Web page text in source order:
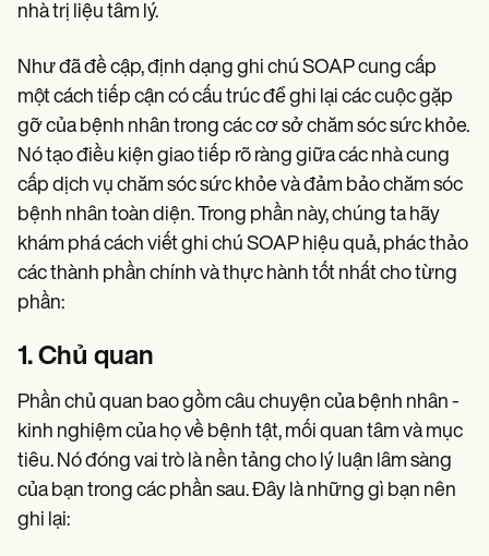
nhà trị liệu tâm lý.
Như đã đề cập, định dạng ghi chú SOAP cung cấp
một cách tiếp cận có cấu trúc để ghi lại các cuộc gặp
gỡ của bệnh nhân trong các cơ sở chăm sóc sức khỏe.
Nó tạo điều kiện giao tiếp rõ ràng giữa các nhà cung
cấp dịch vụ chăm sóc sức khỏe và đảm bảo chăm sóc
bệnh nhân toàn diện. Trong phần này, chúng ta hãy
khám phá cách viết ghi chú SOAP hiệu quả, phác thảo
các thành phần chính và thực hành tốt nhất cho từng
phần:
1. Chủ quan
Phần chủ quan bao gồm câu chuyện của bệnh nhân -
kinh nghiệm của họ về bệnh tật, mối quan tâm và mục
tiêu. Nó đóng vai trò là nền tảng cho lý luận lâm sàng
của bạn trong các phần sau. Đây là những gì bạn nên
ghi lại: